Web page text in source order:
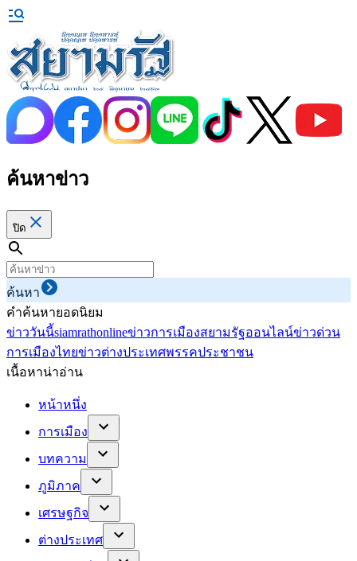
ค้นหาข่าว
ปิด
ค้นหา
คำค้นหายอดนิยม
ข่าววันนี้siamrathonlineข่าวการเมืองสยามรัฐออนไลน์ข่าวด่วน
การเมืองไทยข่าวต่างประเทศพรรคประชาชน
เนื้อหาน่าอ่าน
หน้าหนึ่ง
การเมือง
บทความ
ภูมิภาค
เศรษฐกิจ
ต่างประเทศ